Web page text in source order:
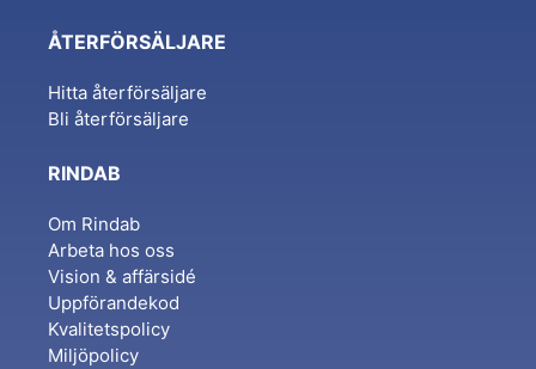
ÅTERFÖRSÄLJARE
Hitta återförsäljare
Bli återförsäljare
RINDAB
Om Rindab
Arbeta hos oss
Vision & affärsidé
Uppförandekod
Kvalitetspolicy
Miljöpolicy